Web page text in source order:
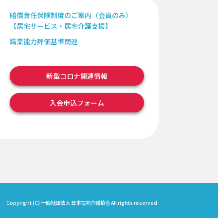
賠償責任保険制度のご案内（会員のみ）
【居宅サービス・居宅介護支援】
職業能力評価基準関連
新型コロナ関連情報
入会申込フォーム
Copyright (C) 一般社団法人 日本在宅介護協会 All rights reserved.